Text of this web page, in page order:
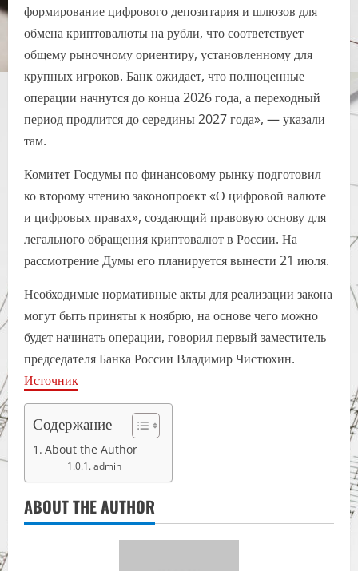
формирование цифрового депозитария и шлюзов для
обмена криптовалюты на рубли, что соответствует
общему рыночному ориентиру, установленному для
крупных игроков. Банк ожидает, что полноценные
операции начнутся до конца 2026 года, а переходный
период продлится до середины 2027 года», — указали
там.
Комитет Госдумы по финансовому рынку подготовил
ко второму чтению законопроект «О цифровой валюте
и цифровых правах», создающий правовую основу для
легального обращения криптовалют в России. На
рассмотрение Думы его планируется вынести 21 июля.
Необходимые нормативные акты для реализации закона
могут быть приняты к ноябрю, на основе чего можно
будет начинать операции, говорил первый заместитель
председателя Банка России Владимир Чистюхин.
Источник
Содержание
About the Author
admin
ABOUT THE AUTHOR